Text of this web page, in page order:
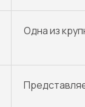
Одна из